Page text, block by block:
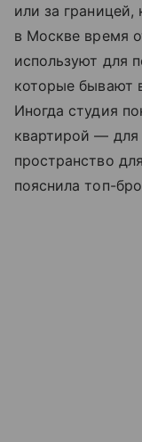
или за границей,
в Москве время
используют для
которые бывают
Иногда студия
квартирой — для
пространство
пояснила топ-